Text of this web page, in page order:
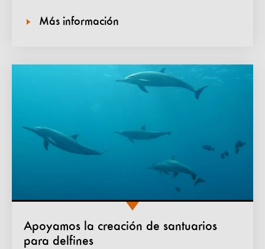
Más información
Apoyamos la creación de santuarios
para delfines